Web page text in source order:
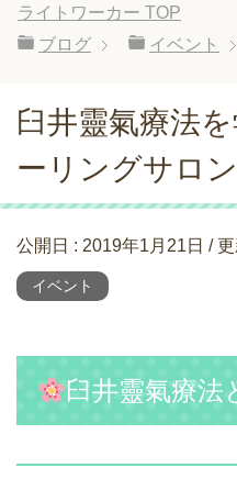
ライトワーカー TOP
ブログ
イベント
臼井靈氣療法
ーリングサロン
公開日 : 2019年1月21日 /
イベント
臼井靈氣療法